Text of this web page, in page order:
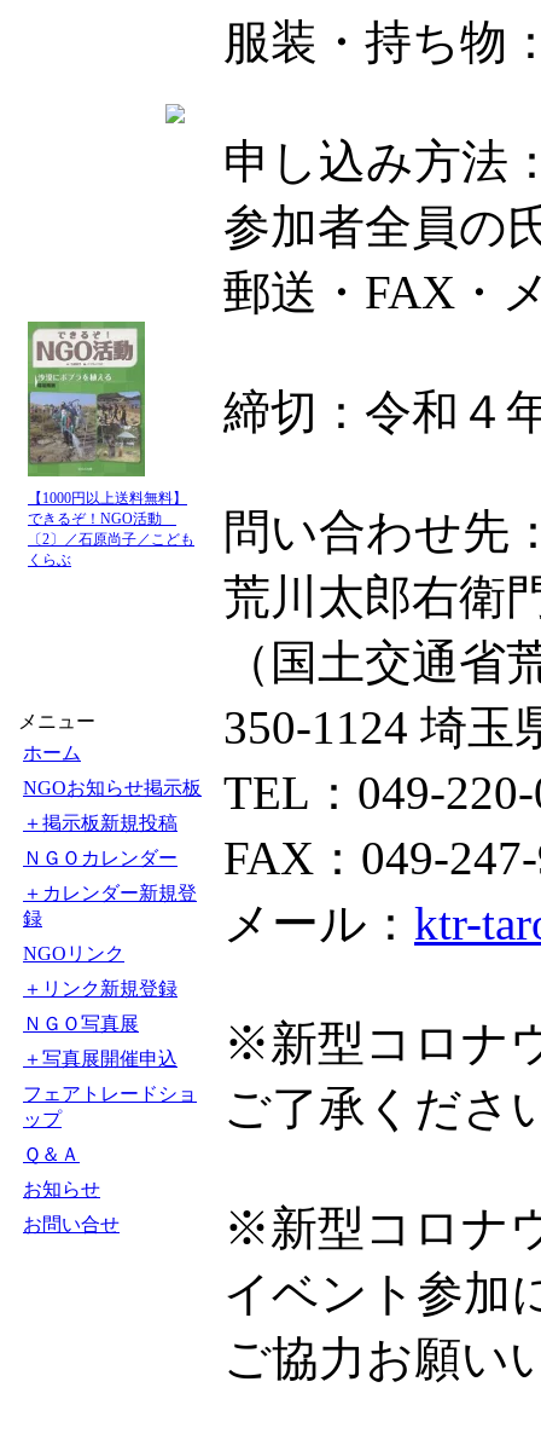
【1000円以上送料無料】
できるぞ！NGO活動
〔2〕／石原尚子／こども
くらぶ
メニュー
ホーム
NGOお知らせ掲示板
＋掲示板新規投稿
ＮＧＯカレンダー
＋カレンダー新規登
録
NGOリンク
＋リンク新規登録
ＮＧＯ写真展
＋写真展開催申込
フェアトレードショ
ップ
Ｑ＆Ａ
お知らせ
お問い合せ
服装・持ち物
申し込み方法
参加者全員の
郵送・FAX・
締切：令和４
問い合わせ先
荒川太郎右衛
（国土交通省
350-1124 埼玉
TEL：049-
FAX：049-
メール： ktr-
※新型コロナ
ご了承くださ
※新型コロナ
イベント参加
ご協力お願い